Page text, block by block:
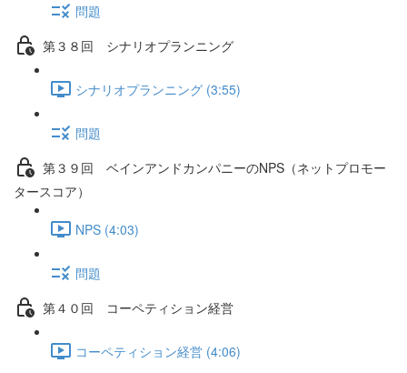
問題
第３８回 シナリオプランニング
シナリオプランニング (3:55)
問題
第３９回 ベインアンドカンパニーのNPS（ネットプロモー
タースコア）
NPS (4:03)
問題
第４０回 コーペティション経営
コーペティション経営 (4:06)